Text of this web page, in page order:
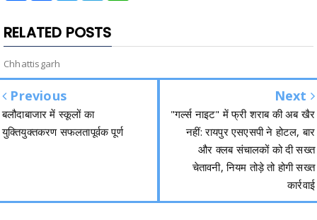
RELATED POSTS
Chhattisgarh
Previous
बलौदाबाजार में स्कूलों का
युक्तियुक्तकरण सफलतापूर्वक पूर्ण
Next
"गर्ल्स नाइट" में फ्री शराब की अब खैर
नहीं: रायपुर एसएसपी ने होटल, बार
और क्लब संचालकों को दी सख्त
चेतावनी, नियम तोड़े तो होगी सख्त
कार्रवाई